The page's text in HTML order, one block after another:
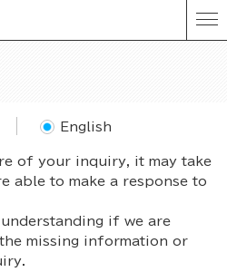
of your inquiry, it may take
able to make a response to
if we are
missing information or
English